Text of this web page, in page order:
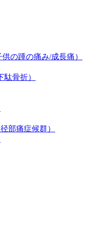
の踵の痛み/成長痛）
骨折）
部痛症候群）